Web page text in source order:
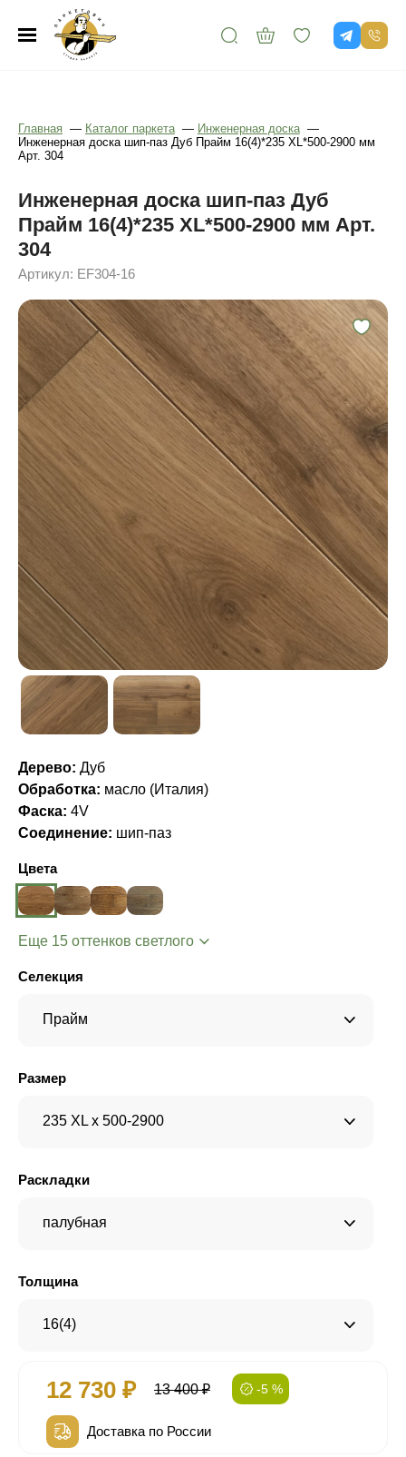
Главная — Каталог паркета — Инженерная доска —
Инженерная доска шип-паз Дуб Прайм 16(4)*235 XL*500-2900 мм
Арт. 304
Инженерная доска шип-паз Дуб
Прайм 16(4)*235 XL*500-2900 мм Арт.
304
Артикул: EF304-16
Дерево: Дуб
Обработка: масло (Италия)
Фаска: 4V
Соединение: шип-паз
Цвета
Еще 15 оттенков светлого
Селекция
Прайм
Размер
235 XL x 500-2900
Раскладки
палубная
Толщина
16(4)
12 730 ₽ 13 400 ₽ -5 %
Доставка по России